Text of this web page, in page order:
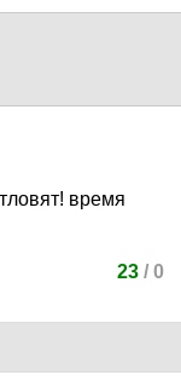
время
23 / 0